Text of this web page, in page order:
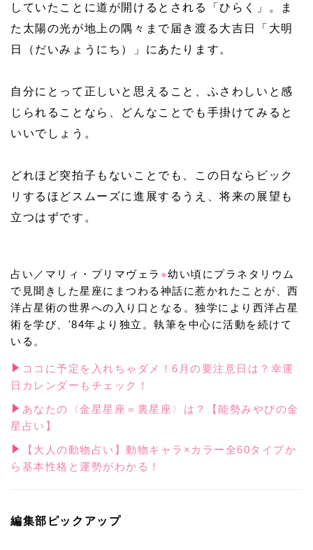
していたことに道が開けるとされる「ひらく」。ま
た太陽の光が地上の隅々まで届き渡る大吉日「大明
日（だいみょうにち）」にあたります。
自分にとって正しいと思えること、ふさわしいと感
じられることなら、どんなことでも手掛けてみると
いいでしょう。
どれほど突拍子もないことでも、この日ならビック
リするほどスムーズに進展するうえ、将来の展望も
立つはずです。
占い／マリィ・プリマヴェラ ●幼い頃にプラネタリウム
で見聞きした星座にまつわる神話に惹かれたことが、西
洋占星術の世界への入り口となる。独学により西洋占星
術を学び、'84年より独立。執筆を中心に活動を続けて
いる。
ココに予定を入れちゃダメ！6月の要注意日は？幸運
日カレンダーもチェック！
あなたの〈金星星座＝裏星座〉は？【能勢みやびの金
星占い】
【大人の動物占い】動物キャラ×カラー全60タイプか
ら基本性格と運勢がわかる！
編集部ピックアップ